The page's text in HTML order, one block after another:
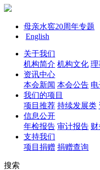
母亲水窖20周年专题
English
关于我们
机构简介 机构文化 理
资讯中心
本会新闻 本会公告
我们的项目
项目推荐 持续发展类
信息公开
年检报告 审计报告
支持我们
项目捐赠 捐赠查询
搜索